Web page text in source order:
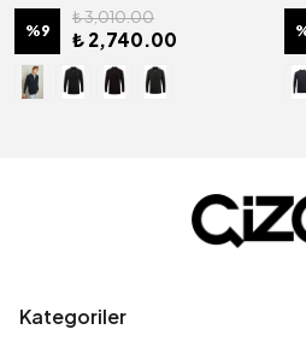
%9
₺ 3,010.00
₺ 2,740.00
Kategoriler